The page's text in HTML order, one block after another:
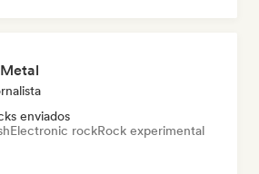
enviados
Electronic rockRock experimental